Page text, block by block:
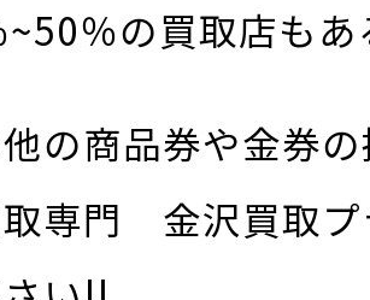
％の買取店もあ
の商品券や金券
取専門 金沢買取